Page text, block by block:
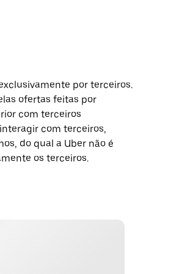
por terceiros.
ofertas feitas por
com terceiros
com terceiros,
do qual a Uber não é
os terceiros.